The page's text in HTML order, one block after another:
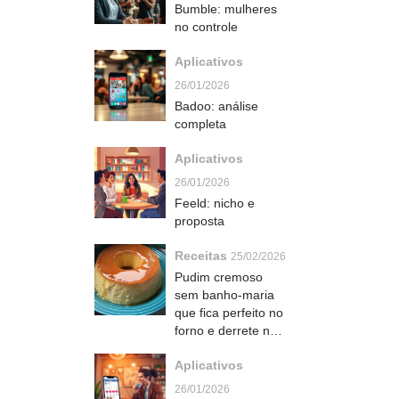
Bumble: mulheres
no controle
Aplicativos
26/01/2026
Badoo: análise
completa
Aplicativos
26/01/2026
Feeld: nicho e
proposta
Receitas 25/02/2026
Pudim cremoso
sem banho-maria
que fica perfeito no
forno e derrete na
Aplicativos
26/01/2026